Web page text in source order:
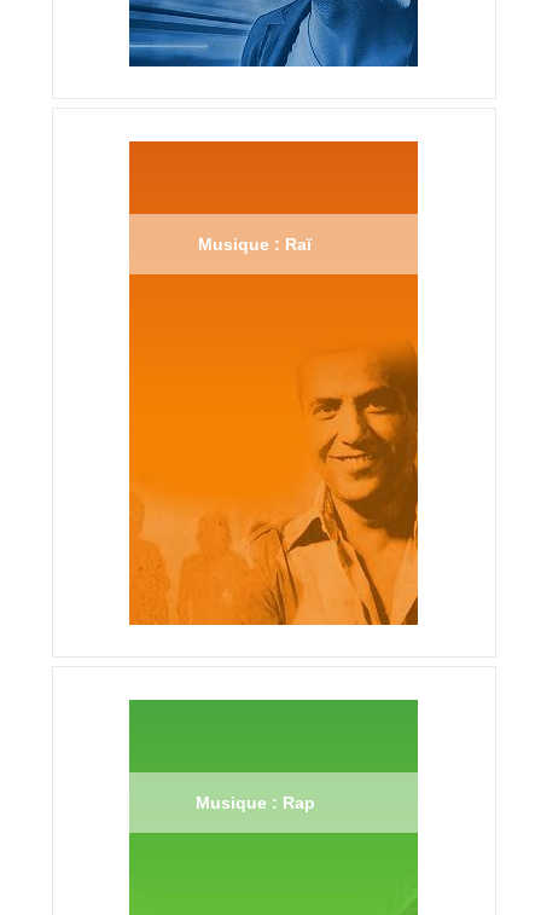
Musique : Raï
Musique : Rap